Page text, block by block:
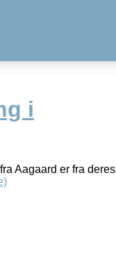
i
Aagaard er fra deres